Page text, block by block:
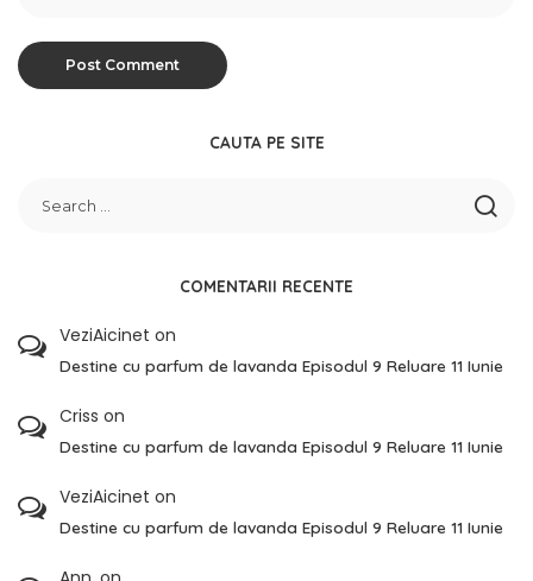
CAUTA PE SITE
COMENTARII RECENTE
VeziAicinet on
Destine cu parfum de lavanda Episodul 9 Reluare 11 Iunie
Criss on
Destine cu parfum de lavanda Episodul 9 Reluare 11 Iunie
VeziAicinet on
Destine cu parfum de lavanda Episodul 9 Reluare 11 Iunie